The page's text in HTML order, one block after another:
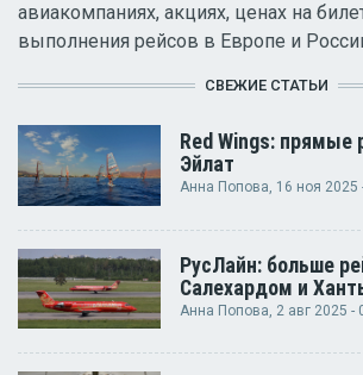
авиакомпаниях, акциях, ценах на
выполнения рейсов в Европе и
СВЕЖИЕ СТАТЬИ
Red Wings:
Эйлат
Анна Попова, 16 ноя 2025
РусЛайн: больше
Салехардом и
Анна Попова , 2 авг 2025 -